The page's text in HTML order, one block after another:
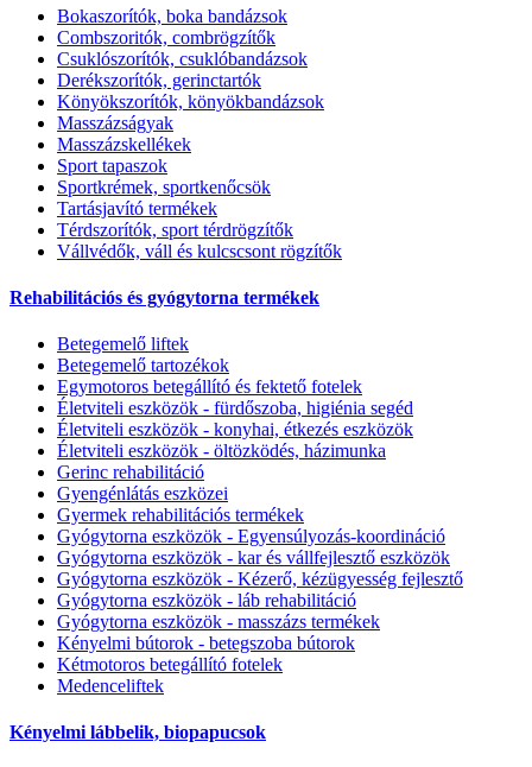
Bokaszorítók, boka bandázsok
Combszoritók, combrögzítők
Csuklószorítók, csuklóbandázsok
Derékszorítók, gerinctartók
Könyökszorítók, könyökbandázsok
Masszázságyak
Masszázskellékek
Sport tapaszok
Sportkrémek, sportkenőcsök
Tartásjavító termékek
Térdszorítók, sport térdrögzítők
Vállvédők, váll és kulcscsont rögzítők
Rehabilitációs és gyógytorna termékek
Betegemelő liftek
Betegemelő tartozékok
Egymotoros betegállító és fektető fotelek
Életviteli eszközök - fürdőszoba, higiénia segéd
Életviteli eszközök - konyhai, étkezés eszközök
Életviteli eszközök - öltözködés, házimunka
Gerinc rehabilitáció
Gyengénlátás eszközei
Gyermek rehabilitációs termékek
Gyógytorna eszközök - Egyensúlyozás-koordináció
Gyógytorna eszközök - kar és vállfejlesztő eszközök
Gyógytorna eszközök - Kézerő, kézügyesség fejlesztő
Gyógytorna eszközök - láb rehabilitáció
Gyógytorna eszközök - masszázs termékek
Kényelmi bútorok - betegszoba bútorok
Kétmotoros betegállító fotelek
Medenceliftek
Kényelmi lábbelik, biopapucsok